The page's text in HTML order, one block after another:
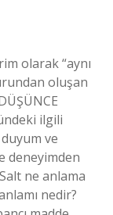
olarak “aynı
oluşan
ilgili
ve
deneyimden
ne anlama
nedir?